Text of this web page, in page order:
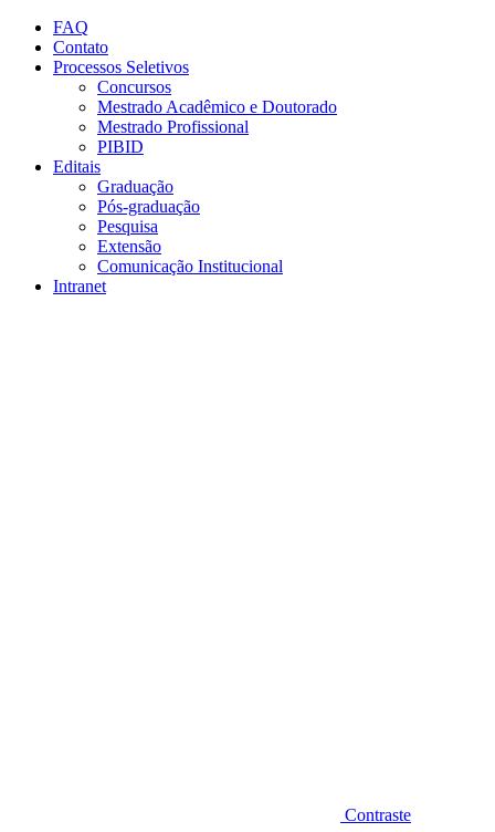
Conteúdo principal
FAQ
Contato
Processos Seletivos
Concursos
Mestrado Acadêmico e Doutorado
Mestrado Profissional
PIBID
Editais
Graduação
Pós-graduação
Pesquisa
Extensão
Comunicação Institucional
Intranet
Contraste